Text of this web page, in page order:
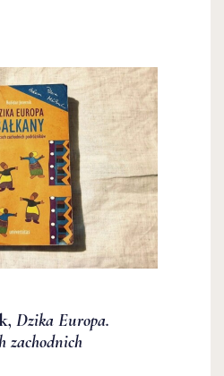
Dzika Europa.
zachodnich